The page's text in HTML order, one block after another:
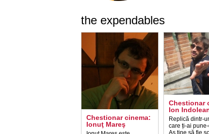
the expendables
Chestionar cinema:
Ionuţ Mareş
Chestionar
Ion
Replică dintr-
care ți-ai
Aş ţine să fie